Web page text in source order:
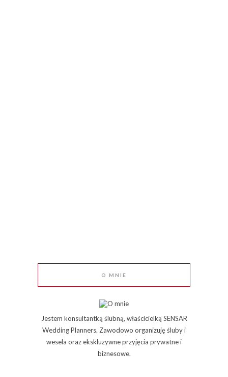
O MNIE
Jestem konsultantką ślubną, właścicielką SENSAR
Wedding Planners. Zawodowo organizuję śluby i
wesela oraz ekskluzywne przyjęcia prywatne i
biznesowe.